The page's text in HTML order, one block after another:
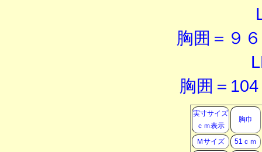
胸囲＝９
胸囲＝
実寸サイズ
ｃｍ表示
胸巾
Ｍサイズ
51ｃｍ